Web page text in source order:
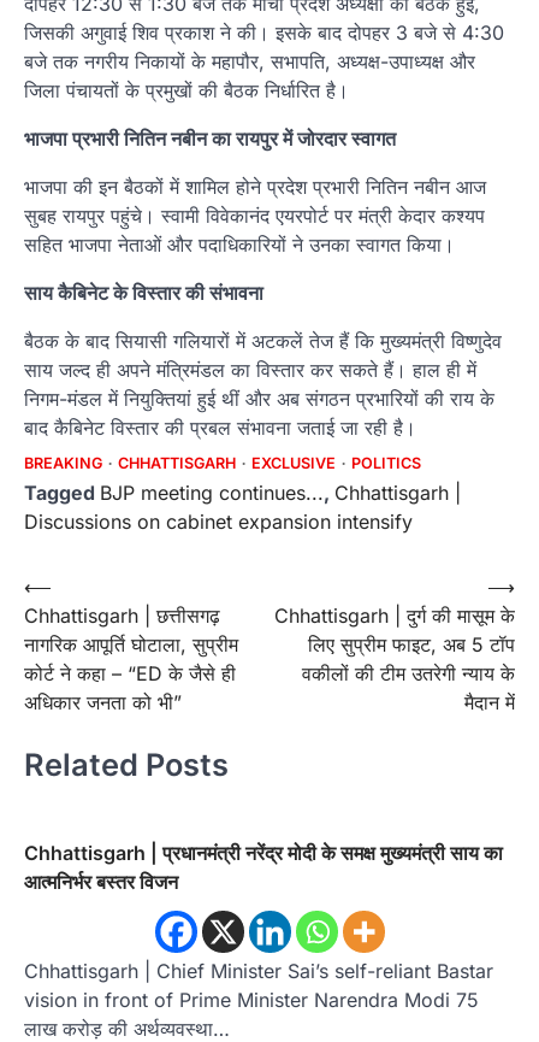
जिसकी अगुवाई शिव प्रकाश ने की। इसके बाद दोपहर 3 बजे से 4:30
बजे तक नगरीय निकायों के महापौर, सभापति, अध्यक्ष-उपाध्यक्ष और
जिला पंचायतों के प्रमुखों की बैठक निर्धारित है।
भाजपा प्रभारी नितिन नबीन का रायपुर में जोरदार स्वागत
भाजपा की इन बैठकों में शामिल होने प्रदेश प्रभारी नितिन नबीन आज
सुबह रायपुर पहुंचे। स्वामी विवेकानंद एयरपोर्ट पर मंत्री केदार कश्यप
सहित भाजपा नेताओं और पदाधिकारियों ने उनका स्वागत किया।
साय कैबिनेट के विस्तार की संभावना
बैठक के बाद सियासी गलियारों में अटकलें तेज हैं कि मुख्यमंत्री विष्णुदेव
साय जल्द ही अपने मंत्रिमंडल का विस्तार कर सकते हैं। हाल ही में
निगम-मंडल में नियुक्तियां हुई थीं और अब संगठन प्रभारियों की राय के
बाद कैबिनेट विस्तार की प्रबल संभावना जताई जा रही है।
BREAKING CHHATTISGARH EXCLUSIVE POLITICS
Tagged BJP meeting continues..., Chhattisgarh |
Discussions on cabinet expansion intensify
Post
navigation
⟵
Chhattisgarh | छत्तीसगढ़
नागरिक आपूर्ति घोटाला, सुप्रीम
कोर्ट ने कहा – “ED के जैसे ही
अधिकार जनता को भी”
Chhattisgarh | दुर्ग की मासूम के
लिए सुप्रीम फाइट, अब 5 टॉप
वकीलों की टीम उतरेगी न्याय के
मैदान में
⟶
Related Posts
Chhattisgarh | प्रधानमंत्री नरेंद्र मोदी के समक्ष मुख्यमंत्री साय का
आत्मनिर्भर बस्तर विजन
Chhattisgarh | Chief Minister Sai’s self-reliant Bastar
vision in front of Prime Minister Narendra Modi 75
लाख करोड़ की अर्थव्यवस्था…